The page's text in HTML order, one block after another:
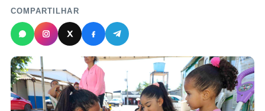
COMPARTILHAR